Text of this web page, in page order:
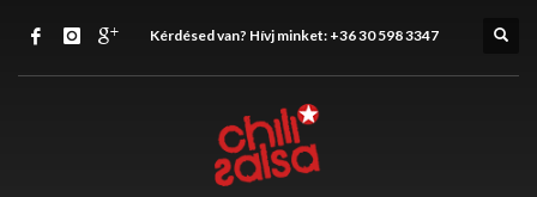
Kérdésed van? Hívj minket: +36 30 598 3347